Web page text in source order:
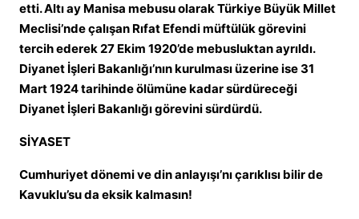
etti. Altı ay Manisa mebusu olarak Türkiye Büyük Millet
Meclisi’nde çalışan Rıfat Efendi müftülük görevini
tercih ederek 27 Ekim 1920’de mebusluktan ayrıldı.
Diyanet İşleri Bakanlığı’nın kurulması üzerine ise 31
Mart 1924 tarihinde ölümüne kadar sürdüreceği
Diyanet İşleri Bakanlığı görevini sürdürdü.
SİYASET
Cumhuriyet dönemi ve din anlayışı’nı çarıklısı bilir de
Kavuklu’su da eksik kalmasın!